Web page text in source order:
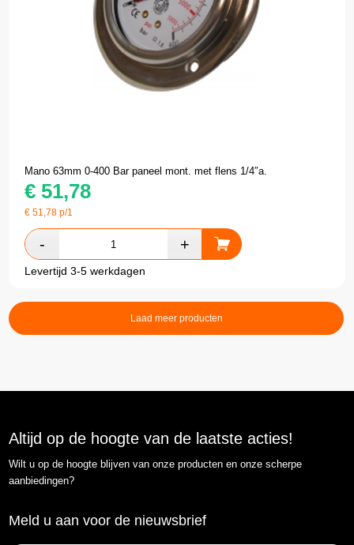
Mano 63mm 0-400 Bar paneel mont. met flens 1/4″a.
€ 51,78
€51,78 p/1
Levertijd 3-5 werkdagen
Laad meer producten
Altijd op de hoogte van de laatste acties!
Wilt u op de hoogte blijven van onze producten en onze scherpe
aanbiedingen?
Meld u aan voor de nieuwsbrief